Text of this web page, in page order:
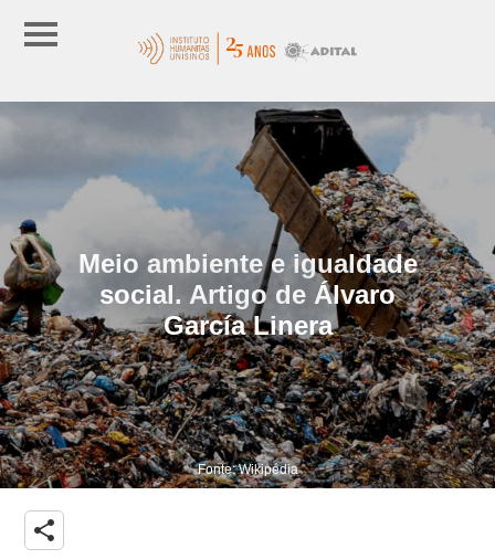
Meio ambiente e igualdade
social. Artigo de Álvaro
García Linera
Fonte: Wikipédia
share